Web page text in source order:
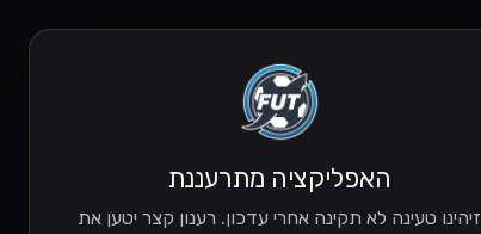
האפליקציה מתרעננת
זיהינו טעינה לא תקינה אחרי עדכון. רענון קצר יטען את